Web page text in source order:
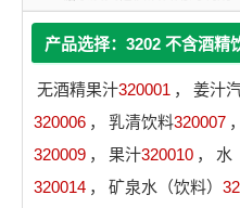
产品选择：3202 不含酒精
无酒精果汁320001 ， 姜汁
320006 ， 乳清饮料320007 ，
320009 ， 果汁320010 ， 水
320014 ， 矿泉水（饮料）